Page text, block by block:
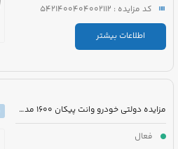
کد مزایده : 5421400404002112
اطلاعات بیشتر
مزایده دولتی خودرو وانت پیکان 1600 مدل 1386 رنگ سفید روغنی
فعال